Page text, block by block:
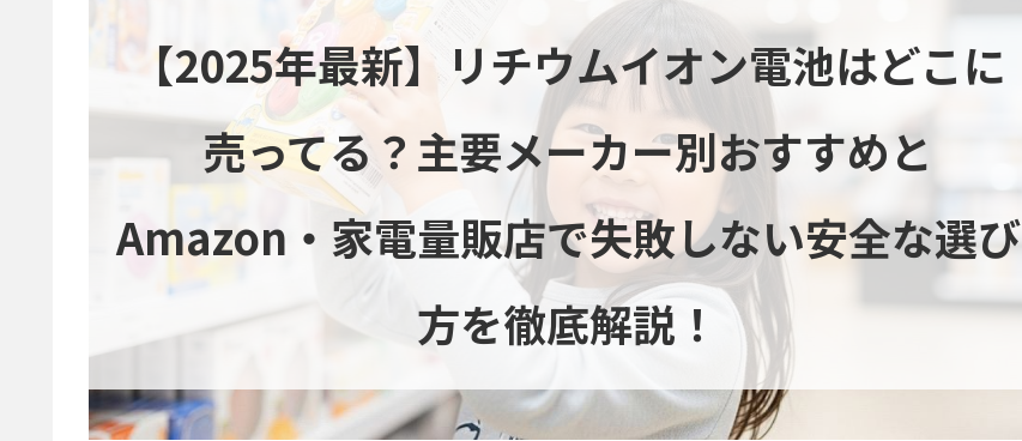
【2025年最新】リチウムイオン電池はどこに
売ってる？主要メーカー別おすすめと
Amazon・家電量販店で失敗しない安全な選び
方を徹底解説！